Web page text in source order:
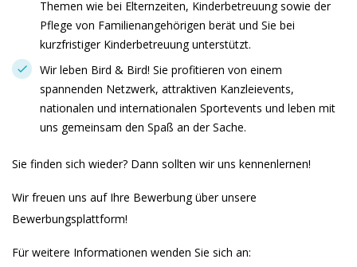
Themen wie bei Elternzeiten, Kinderbetreuung sowie der
Pflege von Familienangehörigen berät und Sie bei
kurzfristiger Kinderbetreuung unterstützt.
Wir leben Bird & Bird! Sie profitieren von einem
spannenden Netzwerk, attraktiven Kanzleievents,
nationalen und internationalen Sportevents und leben mit
uns gemeinsam den Spaß an der Sache.
Sie finden sich wieder? Dann sollten wir uns kennenlernen!
Wir freuen uns auf Ihre Bewerbung über unsere
Bewerbungsplattform!
Für weitere Informationen wenden Sie sich an: